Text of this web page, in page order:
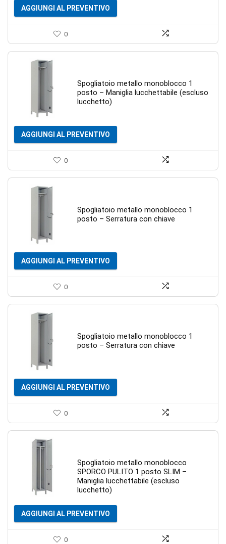
0
AGGIUNGI AL PREVENTIVO
Spogliatoio metallo monoblocco 1
posto – Maniglia lucchettabile (escluso
lucchetto)
0
AGGIUNGI AL PREVENTIVO
Spogliatoio metallo monoblocco 1
posto – Serratura con chiave
0
AGGIUNGI AL PREVENTIVO
Spogliatoio metallo monoblocco 1
posto – Serratura con chiave
0
AGGIUNGI AL PREVENTIVO
Spogliatoio metallo monoblocco
SPORCO PULITO 1 posto SLIM –
Maniglia lucchettabile (escluso
lucchetto)
0
AGGIUNGI AL PREVENTIVO